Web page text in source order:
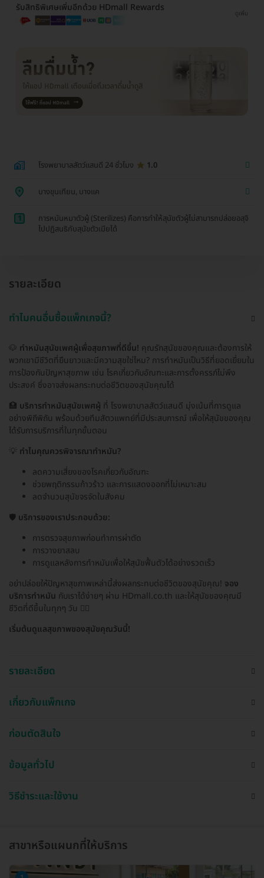
รับสิทธิพิเศษเพิ่มอีกด้วย HDmall Rewards
ดูเพิ่ม
โรงพยาบาลสัตว์แสนดี 24 ชั่วโมง 1.0
บางขุนเทียน, บางแค
1
การหมันหมาตัวผู้ (Sterilizes) คือการทำให้สุนัขตัวผู้ไม่สามารถปล่อยอสุจิ
ไปปฏิสนธิกับสุนัขตัวเมียได้
รายละเอียด
ทำไมคนอื่นซื้อแพ็กเกจนี้?
🐶 ทำหมันสุนัขเพศผู้เพื่อสุขภาพที่ดีขึ้น! คุณรักสุนัขของคุณและต้องการให้
พวกเขามีชีวิตที่ยืนยาวและมีความสุขใช่ไหม? การทำหมันเป็นวิธีที่ยอดเยี่ยมใน
การป้องกันปัญหาสุขภาพ เช่น โรคเกี่ยวกับอัณฑะและการตั้งครรภ์ไม่พึง
ประสงค์ ซึ่งอาจส่งผลกระทบต่อชีวิตของสุนัขคุณได้
🏥 บริการทำหมันสุนัขเพศผู้ ที่ โรงพยาบาลสัตว์แสนดี มุ่งเน้นที่การดูแล
อย่างพิถีพิถัน พร้อมด้วยทีมสัตวแพทย์ที่มีประสบการณ์ เพื่อให้สุนัขของคุณ
ได้รับการบริการที่ในทุกขั้นตอน
💡 ทำไมคุณควรพิจารณาทำหมัน?
ลดความเสี่ยงของโรคเกี่ยวกับอัณฑะ
ช่วยพฤติกรรมก้าวร้าว และการแสดงออกที่ไม่เหมาะสม
ลดจำนวนสุนัขจรจัดในสังคม
🛡️ บริการของเราประกอบด้วย:
การตรวจสุขภาพก่อนทำการผ่าตัด
การวางยาสลบ
การดูแลหลังการทำหมันเพื่อให้สุนัขฟื้นตัวได้อย่างรวดเร็ว
อย่าปล่อยให้ปัญหาสุขภาพเหล่านี้ส่งผลกระทบต่อชีวิตของสุนัขคุณ! จอง
บริการทำหมัน กับเราได้ง่ายๆ ผ่าน HDmall.co.th และให้สุนัขของคุณมี
ชีวิตที่ดีขึ้นในทุกๆ วัน 🐕‍🦺
เริ่มต้นดูแลสุขภาพของสุนัขคุณวันนี้!
รายละเอียด
เกี่ยวกับแพ็กเกจ
ก่อนตัดสินใจ
ข้อมูลทั่วไป
วิธีชำระและใช้งาน
สาขาหรือแผนกที่ให้บริการ